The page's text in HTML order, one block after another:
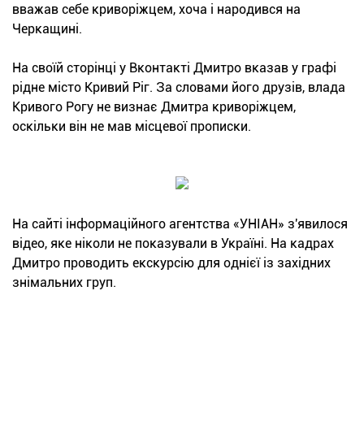
вважав себе криворіжцем, хоча і народився на
Черкащині.
На своїй сторінці у Вконтакті Дмитро вказав у графі
рідне місто Кривий Ріг. За словами його друзів, влада
Кривого Рогу не визнає Дмитра криворіжцем,
оскільки він не мав місцевої прописки.
На сайті інформаційного агентства «УНІАН» з'явилося
відео, яке ніколи не показували в Україні. На кадрах
Дмитро проводить екскурсію для однієї із західних
знімальних груп.